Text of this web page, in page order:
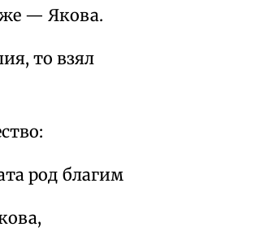
— Якова.
то взял
род благим